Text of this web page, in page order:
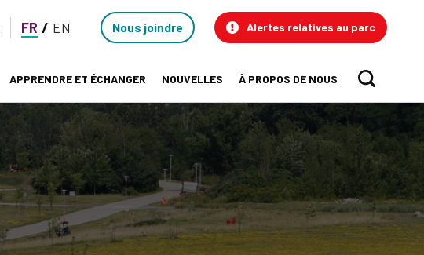
FR EN
Contact
Us
Nous joindre Alertes relatives au parc
APPRENDRE ET ÉCHANGER NOUVELLES À PROPOS DE NOUS